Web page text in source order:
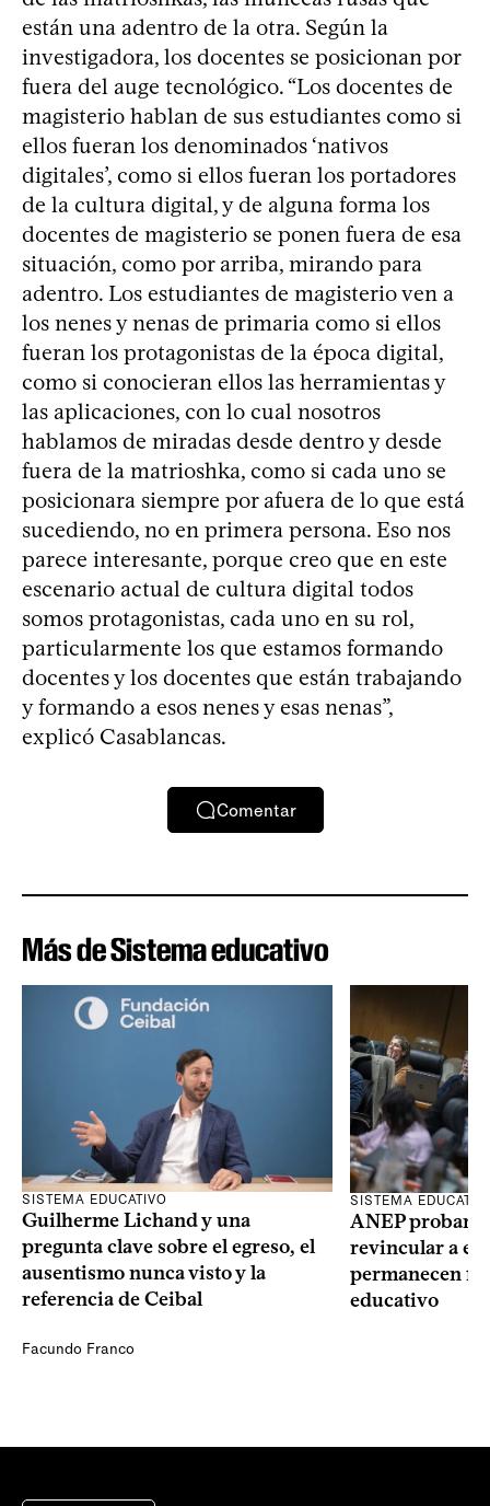
están una adentro de la otra. Según la
investigadora, los docentes se posicionan por
fuera del auge tecnológico. “Los docentes de
magisterio hablan de sus estudiantes como si
ellos fueran los denominados ‘nativos
digitales’, como si ellos fueran los portadores
de la cultura digital, y de alguna forma los
docentes de magisterio se ponen fuera de esa
situación, como por arriba, mirando para
adentro. Los estudiantes de magisterio ven a
los nenes y nenas de primaria como si ellos
fueran los protagonistas de la época digital,
como si conocieran ellos las herramientas y
las aplicaciones, con lo cual nosotros
hablamos de miradas desde dentro y desde
fuera de la matrioshka, como si cada uno se
posicionara siempre por afuera de lo que está
sucediendo, no en primera persona. Eso nos
parece interesante, porque creo que en este
escenario actual de cultura digital todos
somos protagonistas, cada uno en su rol,
particularmente los que estamos formando
docentes y los docentes que están trabajando
y formando a esos nenes y esas nenas”,
explicó Casablancas.
Comentar
Más de Sistema educativo
SISTEMA EDUCATIVO
Guilherme Lichand y una
pregunta clave sobre el egreso, el
ausentismo nunca visto y la
referencia de Ceibal
Facundo Franco
SISTEMA
ANEP probará
revincular a
permanecen
educativo